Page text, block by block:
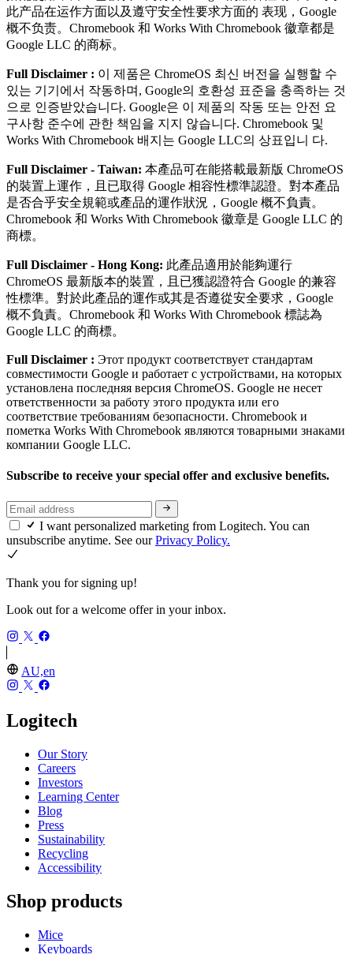
此产品在运作⽅⾯以及遵守安全性要求⽅⾯的 表现，Google
概不负责。Chromebook 和 Works With Chromebook 徽章都是
Google LLC 的商标。
Full Disclaimer : 이 제품은 ChromeOS 최신 버전을 실행할 수
있는 기기에서 작동하며, Google의 호환성 표준을 충족하는 것
으로 인증받았습니다. Google은 이 제품의 작동 또는 안전 요
구사항 준수에 관한 책임을 지지 않습니다. Chromebook 및
Works With Chromebook 배지는 Google LLC의 상표입니 다.
Full Disclaimer - Taiwan: 本產品可在能搭載最新版 ChromeOS
的裝置上運作，且已取得 Google 相容性標準認證。對本產品
是否合乎安全規範或產品的運作狀況，Google 概不負責。
Chromebook 和 Works With Chromebook 徽章是 Google LLC 的
商標。
Full Disclaimer - Hong Kong: 此產品適用於能夠運行
ChromeOS 最新版本的裝置，且已獲認證符合 Google 的兼容
性標準。對於此產品的運作或其是否遵從安全要求，Google
概不負責。Chromebook 和 Works With Chromebook 標誌為
Google LLC 的商標。
Full Disclaimer : Этот продукт соответствует стандартам
совместимости Google и работает с устройствами, на которых
установлена последняя версия ChromeOS. Google не несет
ответственности за работу этого продукта или его
соответствие требованиям безопасности. Chromebook и
пометка Works With Chromebook являются товарными знаками
компании Google LLC.
Subscribe to receive your special offer and exclusive benefits.
I want personalized marketing from Logitech. You can
unsubscribe anytime. See ourPrivacy Policy.
Thank you for signing up!
Look out for a welcome offer in your inbox.
AU,en
Logitech
Our Story
Careers
Investors
Learning Center
Blog
Press
Sustainability
Recycling
Accessibility
Shop products
Mice
Keyboards